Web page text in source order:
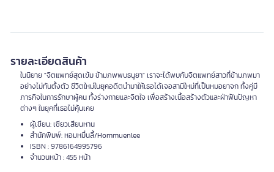
รายละเอียดสินค้า
ในนิยาย "จิตแพทย์สุดเข้ม ข้ามภพพบธนูยา" เราจะได้พบกับจิตแพทย์สาวที่ข้ามภพมา
อย่างไม่ทันตั้งตัว ชีวิตใหม่ในยุคอดีตนำมาให้เธอได้เจอสามีใหม่ที่เป็นหมอยาจก ทั้งคู่มี
ภารกิจในการรักษาผู้คน ทั้งร่างกายและจิตใจ เพื่อสร้างเนื้อสร้างตัวและฝ่าฟันปัญหา
ต่างๆ ในยุคที่เธอไม่คุ้นเคย
ผู้เขียน: เซียวเสียนหาน
สำนักพิมพ์: หอมหมื่นลี้/Hommuenlee
ISBN : 9786164995796
จำนวนหน้า : 455 หน้า